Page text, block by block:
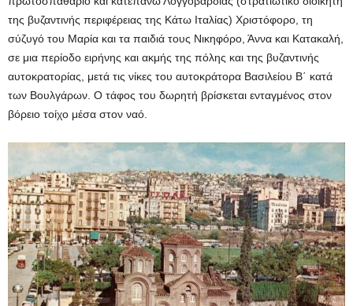
της βυζαντινής περιφέρειας της Κάτω Ιταλίας) Χριστόφορο, τη
σύζυγό του Μαρία και τα παιδιά τους Νικηφόρο, Άννα και Κατακαλή,
σε μια περίοδο ειρήνης και ακμής της πόλης και της βυζαντινής
αυτοκρατορίας, μετά τις νίκες του αυτοκράτορα Βασιλείου Β΄ κατά
των Βουλγάρων. Ο τάφος του δωρητή βρίσκεται ενταγμένος στον
βόρειο τοίχο μέσα στον ναό.